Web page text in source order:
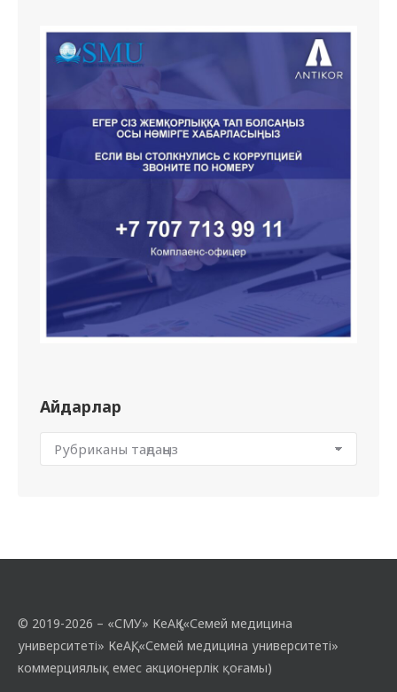
Айдарлар
© 2019-2026 – «СМУ» КеАҚ («Семей медицина
университеті» КеАҚ, «Семей медицина университеті»
коммерциялық емес акционерлік қоғамы)